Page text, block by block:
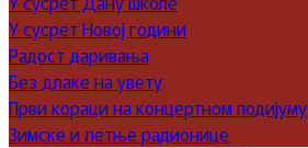
У сусрет Новој години
Радост даривања
Без длаке на увету
Први кораци на концертном подијуму
Зимске и летње радионице